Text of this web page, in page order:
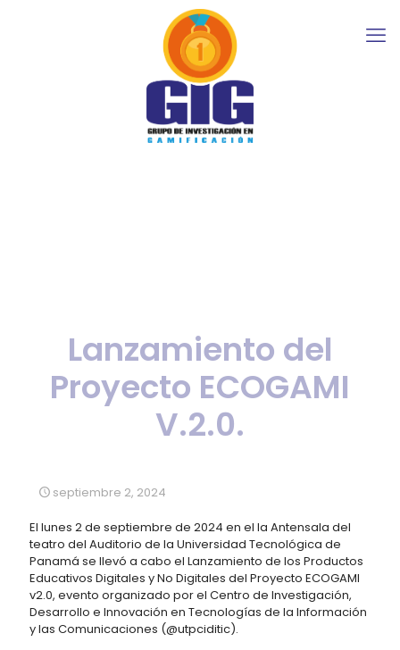
Lanzamiento del
Proyecto ECOGAMI
V.2.0.
septiembre 2, 2024
El lunes 2 de septiembre de 2024 en el la Antensala del
teatro del Auditorio de la Universidad Tecnológica de
Panamá se llevó a cabo el Lanzamiento de los Productos
Educativos Digitales y No Digitales del Proyecto ECOGAMI
v2.0, evento organizado por el Centro de Investigación,
Desarrollo e Innovación en Tecnologías de la Información
y las Comunicaciones (@utpciditic).